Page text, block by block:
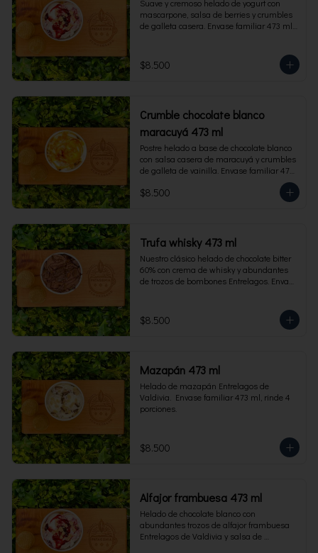
Suave y cremoso helado de yogurt con
mascarpone, salsa de berries y crumbles
de galleta casera. Envase familiar 473 ml,
$8.500
Crumble chocolate blanco
maracuyá 473 ml
Postre helado a base de chocolate blanco
con salsa casera de maracuyá y crumbles
de galleta de vainilla. Envase familiar 473
$8.500
Trufa whisky 473 ml
Nuestro clásico helado de chocolate bitter
60% con crema de whisky y abundantes
de trozos de bombones Entrelagos. Envase
$8.500
Mazapán 473 ml
Helado de mazapán Entrelagos de
Valdivia.  Envase familiar 473 ml, rinde 4
porciones.
$8.500
Alfajor frambuesa 473 ml
Helado de chocolate blanco con
abundantes trozos de alfajor frambuesa
Entrelagos de Valdivia y salsa de